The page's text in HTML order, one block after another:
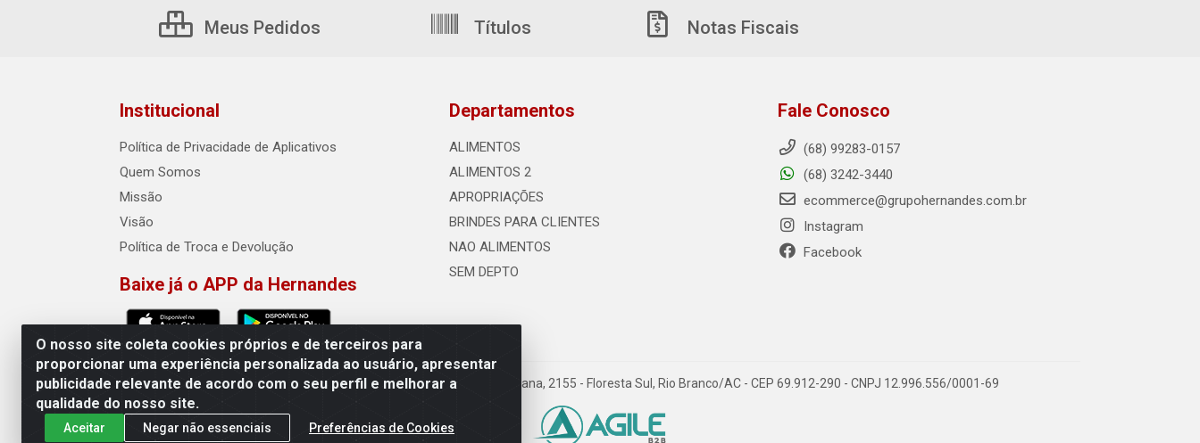
O nosso site coleta cookies próprios e de terceiros para
proporcionar uma experiência personalizada ao usuário, apresentar
publicidade relevante de acordo com o seu perfil e melhorar a
qualidade do nosso site.
Aceitar Negar não essenciais Preferências de Cookies
Meus Pedidos Títulos Notas Fiscais
Institucional
Política de Privacidade de Aplicativos
Quem Somos
Missão
Visão
Política de Troca e Devolução
Baixe já o APP da Hernandes
Departamentos
ALIMENTOS
ALIMENTOS 2
APROPRIAÇÕES
BRINDES PARA CLIENTES
NAO ALIMENTOS
SEM DEPTO
Fale Conosco
(68) 99283-0157
(68) 3242-3440
ecommerce@grupohernandes.com.br
Instagram
Facebook
Hernandes - Atacado e Distribuições - Rodovia Transacreana, 2155 - Floresta Sul, Rio Branco/AC - CEP 69.912-290 - CNPJ 12.996.556/0001-69